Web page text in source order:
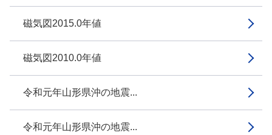
磁気図2015.0年値
磁気図2010.0年値
令和元年山形県沖の地震...
令和元年山形県沖の地震...